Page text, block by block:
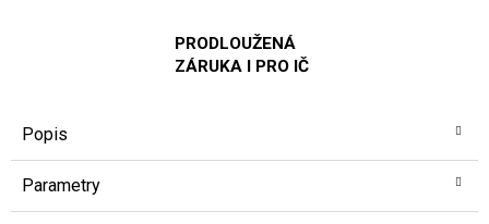
PRODLOUŽENÁ
ZÁRUKA I PRO IČ
Popis
Parametry